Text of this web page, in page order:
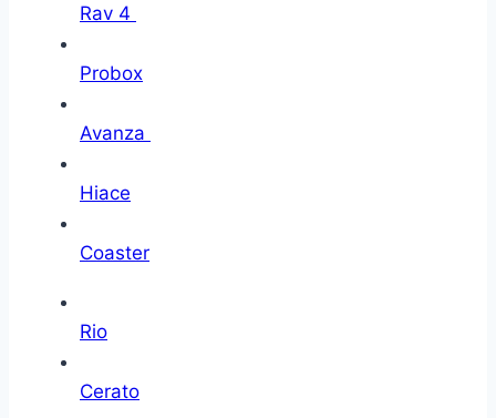
Rav 4
Probox
Avanza
Hiace
Coaster
Rio
Cerato